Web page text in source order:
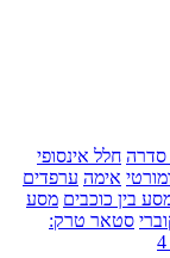
סדרה חלל אינסופי
אימה ערפדים
בין כוכבים מסע
סטאר טרק: